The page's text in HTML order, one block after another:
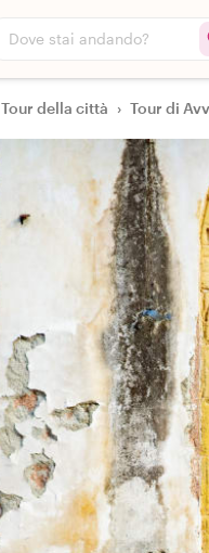
Dove stai andando?
Tour della città › Tour di